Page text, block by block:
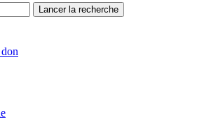
Lancer la recherche